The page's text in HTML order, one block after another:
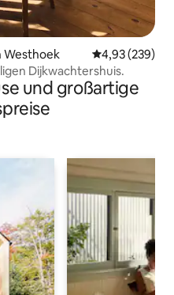
Westhoek
4,93 (239)
Dijkwachtershuis.
und großartige